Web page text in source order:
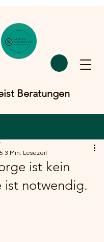
Beratungen
ist kein
ist notwendig.
3 Min. Lesezeit